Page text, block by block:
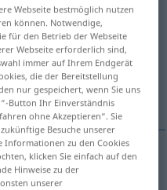
antippen)
) kämpfen
Webseite bestmöglich nutzen
können. Notwendige,
für den Betrieb der Webseite
Webseite erforderlich sind,
immer auf Ihrem Endgerät
die der Bereitstellung
nur gespeichert, wenn Sie uns
Button Ihr Einverständnis
ohne Akzeptieren“. Sie
Besuche unserer
Informationen zu den Cookies
klicken Sie einfach auf den
Hinweise zu der
unserer